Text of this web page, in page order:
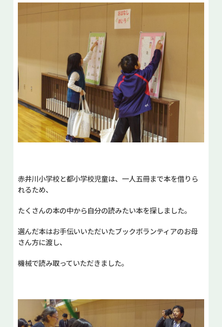
赤井川小学校と都小学校児童は、一人五冊まで本を借りら
れるため、
たくさんの本の中から自分の読みたい本を探しました。
選んだ本はお手伝いいただいたブックボランティアのお母
さん方に渡し、
機械で読み取っていただきました。